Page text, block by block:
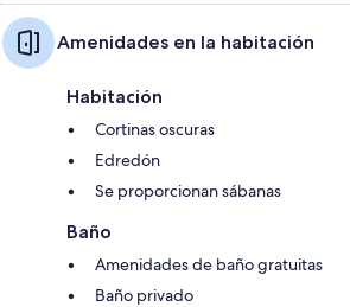
Amenidades en la habitación
Habitación
Cortinas oscuras
Edredón
Se proporcionan sábanas
Baño
Amenidades de baño gratuitas
Baño privado